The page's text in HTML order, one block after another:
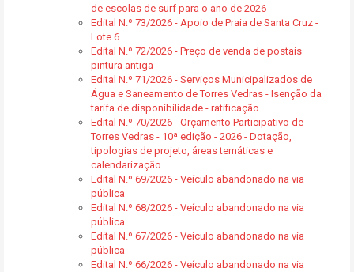
de escolas de surf para o ano de 2026
Edital N.º 73/2026 - Apoio de Praia de Santa Cruz -
Lote 6
Edital N.º 72/2026 - Preço de venda de postais
pintura antiga
Edital N.º 71/2026 - Serviços Municipalizados de
Água e Saneamento de Torres Vedras - Isenção da
tarifa de disponibilidade - ratificação
Edital N.º 70/2026 - Orçamento Participativo de
Torres Vedras - 10ª edição - 2026 - Dotação,
tipologias de projeto, áreas temáticas e
calendarização
Edital N.º 69/2026 - Veículo abandonado na via
pública
Edital N.º 68/2026 - Veículo abandonado na via
pública
Edital N.º 67/2026 - Veículo abandonado na via
pública
Edital N.º 66/2026 - Veículo abandonado na via